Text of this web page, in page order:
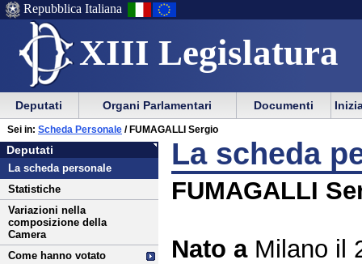
XIII Legislatura
Menu
di
ausilio
alla
navigazione
Vai
Menu
di
navigazione
principale
Repubblica Italiana
Menu
di
navigazione
principale
Vai
menu
di
sezione
Deputati Organi Parlamentari Documenti
Deputati
Vai
al
contenuto
Deputati
La scheda personale
Statistiche
Variazioni nella
composizione della
Camera
Come hanno votato
Sei in: Scheda Personale / FUMAGALLI Sergio
La scheda
FUMAGALLI
Nato aMilano il